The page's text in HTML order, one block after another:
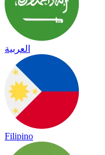
العربية
Filipino